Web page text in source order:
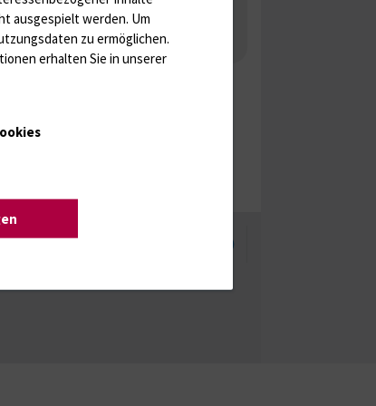
/ Zyklus / Sterilität
Molekulare Diagnostik
ausgespielt werden. Um
zu ermöglichen.
erhalten Sie in unserer